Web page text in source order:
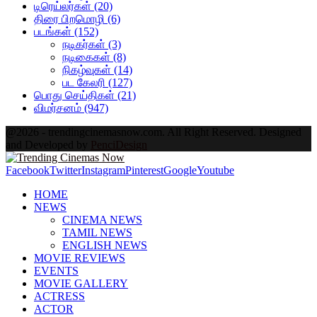
டிரெய்லர்கள் (20)
திரை பிறமொழி (6)
படங்கள் (152)
நடிகர்கள் (3)
நடிகைகள் (8)
நிகழ்வுகள் (14)
பட கேலரி (127)
பொது செய்திகள் (21)
விமர்சனம் (947)
@2026 - trendingcinemasnow.com. All Right Reserved. Designed
and Developed by PenciDesign
FacebookTwitterInstagramPinterestGoogleYoutube
HOME
NEWS
CINEMA NEWS
TAMIL NEWS
ENGLISH NEWS
MOVIE REVIEWS
EVENTS
MOVIE GALLERY
ACTRESS
ACTOR